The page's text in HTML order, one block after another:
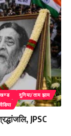
दुनिया/ताम झाम
JPSC